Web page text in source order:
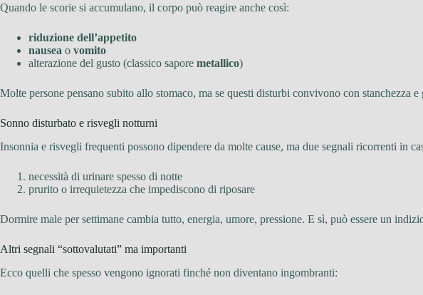
Quando le scorie si accumulano, il corpo può reagire anche così:
riduzione dell’appetito
nausea o vomito
alterazione del gusto (classico sapore metallico)
Molte persone pensano subito allo stomaco, ma se questi disturbi convivono con stanchezza
Sonno disturbato e risvegli notturni
Insonnia e risvegli frequenti possono dipendere da molte cause, ma due segnali ricorrenti in
necessità di urinare spesso di notte
prurito o irrequietezza che impediscono di riposare
Dormire male per settimane cambia tutto, energia, umore, pressione. E sì, può essere un
Altri segnali “sottovalutati” ma importanti
Ecco quelli che spesso vengono ignorati finché non diventano ingombranti: